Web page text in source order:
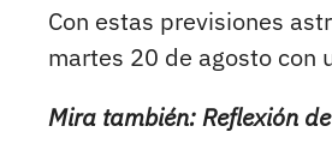
Con estas previsiones
martes 20 de agosto con
Mira también: Reflexión